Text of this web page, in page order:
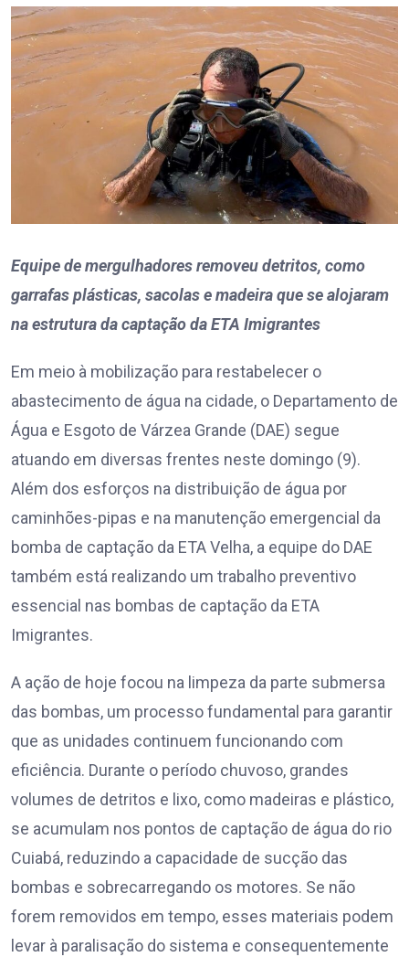
Equipe de mergulhadores removeu detritos, como
garrafas plásticas, sacolas e madeira que se alojaram
na estrutura da captação da ETA Imigrantes
Em meio à mobilização para restabelecer o
abastecimento de água na cidade, o Departamento de
Água e Esgoto de Várzea Grande (DAE) segue
atuando em diversas frentes neste domingo (9).
Além dos esforços na distribuição de água por
caminhões-pipas e na manutenção emergencial da
bomba de captação da ETA Velha, a equipe do DAE
também está realizando um trabalho preventivo
essencial nas bombas de captação da ETA
Imigrantes.
A ação de hoje focou na limpeza da parte submersa
das bombas, um processo fundamental para garantir
que as unidades continuem funcionando com
eficiência. Durante o período chuvoso, grandes
volumes de detritos e lixo, como madeiras e plástico,
se acumulam nos pontos de captação de água do rio
Cuiabá, reduzindo a capacidade de sucção das
bombas e sobrecarregando os motores. Se não
forem removidos em tempo, esses materiais podem
levar à paralisação do sistema e consequentemente